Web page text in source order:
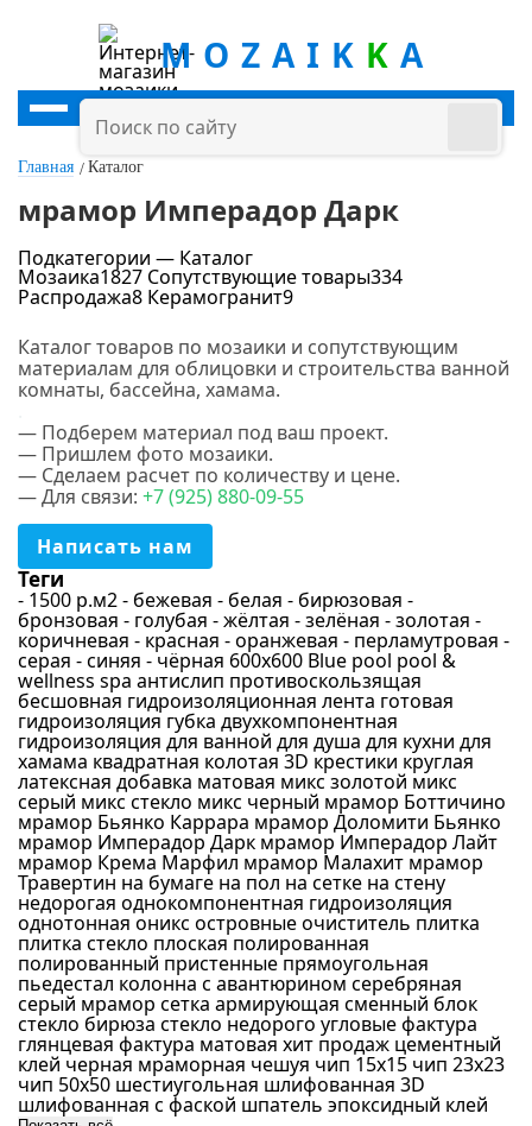
MOZAIK K A
Главная Каталог
мрамор Имперадор Дарк
руб. - руб.
Цвет
Белый
Синий
Голубой
Серый
Бирюзовый
Перламутровый
Зеленый
Золотой
Светло-серый
Черный
Красный
Желтый
Оранжевый
Фиолетовый
Сиреневый
Коричневый
Материал
Стекло
Керамика
Стекломасса
Камень
Керамогранит
Ракушка
Зеркало
Стекло-камень
Дерево
Форма чипа
Подкатегории — Каталог
Мозаика1827 Сопутствующие товары334
Распродажа8 Керамогранит9
Каталог товаров по мозаики и сопутствующим
материалам для облицовки и строительства ванной
комнаты, бассейна, хамама.
— Подберем материал под ваш проект.
— Пришлем фото мозаики.
— Сделаем расчет по количеству и цене.
— Для связи: +7 (925) 880-09-55
Написать нам
Теги
- 1500 р.м2- бежевая - белая - бирюзовая -
бронзовая - голубая - жёлтая - зелёная - золотая -
коричневая - красная - оранжевая - перламутровая -
серая - синяя - чёрная 600х600 Blue pool pool &
wellness spa антислип противоскользящая
бесшовная гидроизоляционная лента готовая
гидроизоляция губка двухкомпонентная
гидроизоляция для ванной для душа для кухни для
хамама квадратная колотая 3D крестики круглая
латексная добавка матовая микс золотой микс
серый микс стекло микс черный мрамор Боттичино
мрамор Бьянко Каррара мрамор Доломити Бьянко
мрамор Имперадор Дарк мрамор Имперадор Лайт
мрамор Крема Марфил мрамор Малахит мрамор
Травертин на бумаге на пол на сетке на стену
недорогая однокомпонентная гидроизоляция
однотонная оникс островныеочиститель плитка
плитка стекло плоская полированная
полированный пристенные прямоугольная
пьедестал колонна с авантюриномсеребряная
серый мрамор сетка армирующая сменный блок
стекло бирюза стекло недорого угловыефактура
глянцевая фактура матовая хит продаж цементный
клей черная мраморная чешуя чип 15х15 чип 23х23
чип 50х50 шестиугольная шлифованная 3D
шлифованная с фаской шпатель эпоксидный клей